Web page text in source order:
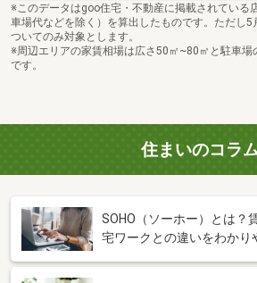
※このデータはgoo住宅・不動産に掲載されている
車場代などを除く）を算出したものです。ただし5
ついてのみ対象とします。
※周辺エリアの家賃相場は広さ50㎡~80㎡と駐車場
です。
住まいのコラ
SOHO（ソーホー）とは？
宅ワークとの違いをわかり